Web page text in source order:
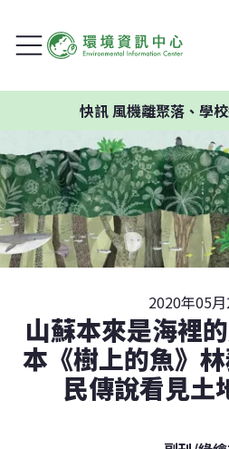
風機離聚落、學校過近
2020年05
山蘇本來是海裡
本《樹上的魚》
民傳說看見土